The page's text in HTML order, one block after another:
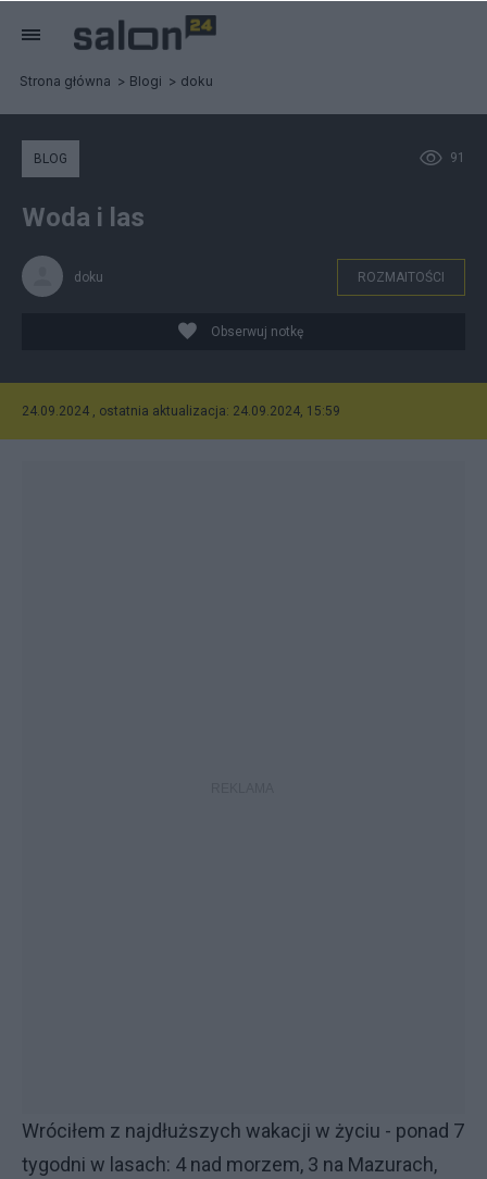
Strona główna Blogi doku
91
BLOG
Woda i las
doku ROZMAITOŚCI
Obserwuj notkę
24.09.2024 , ostatnia aktualizacja: 24.09.2024, 15:59
Wróciłem z najdłuższych wakacji w życiu - ponad 7
tygodni w lasach: 4 nad morzem, 3 na Mazurach,